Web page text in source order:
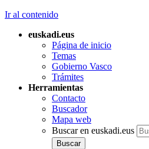
Ir al contenido
euskadi.eus
Página de inicio
Temas
Gobierno Vasco
Trámites
Herramientas
Contacto
Buscador
Mapa web
Buscar en euskadi.eus